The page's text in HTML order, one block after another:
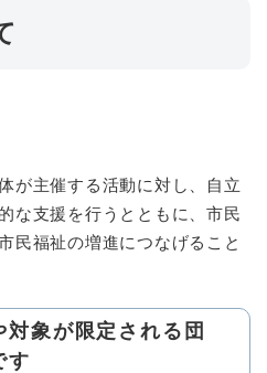
が主催する活動に対し、自立
な支援を行うとともに、市民
民福祉の増進につなげること
対象が限定される団
す